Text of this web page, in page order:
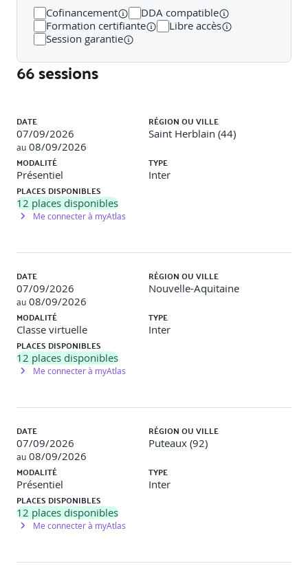
4. PARTICIPER A UNE STRATEGIE D'ACHATS
RESPONSABLES
Analyser les besoins
Recenser et cartographier l’existant et se poser la
Identifier les prestataires les plus « verts » dans leur
approches et offres (Hébergeur, fournisseur de solution
Cloud, …)
5. SENSIBILISATION ET IMPLICATION DES EQUIPES
Stratégies pour sensibiliser et engager les équipes IT
dans les pratiques de gestion des données durables
promotion de la durabilité
LES PLUS DE LA FORMATION
Répartition théorie/pratique : 70% / 30%
Approche pratique et immersive : À travers des
ateliers pratiques et des études de cas, les participants
acquerront des compétences directement applicables
pour réduire l'impact environnemental des
outils pour intégrer des solutions éco-responsables dans
la gestion des données, incluant la gouvernance des
données, l'optimisation du cloud hybride et l'archivage
des données
Sensibilisation et accompagnement : La formation
équipes IT, contribuant à la culture de durabilité au sein
des organisations et garantissant une gestion des
données alignées sur les valeurs RSE
Cofinancement
DDA compatible
Formation certifiante
Libre accès
Session garantie
66 sessions
DATE
07/09/2026
au 08/09/2026
RÉGION OU VILLE
Saint Herblain (44)
MODALITÉ
Présentiel
TYPE
Inter
PLACES DISPONIBLES
12 places disponibles
Me connecter à myAtlas
DATE
07/09/2026
au 08/09/2026
RÉGION OU VILLE
Nouvelle-Aquitaine
MODALITÉ
Classe virtuelle
TYPE
Inter
PLACES DISPONIBLES
12 places disponibles
Me connecter à myAtlas
DATE
07/09/2026
au 08/09/2026
RÉGION OU VILLE
Puteaux (92)
MODALITÉ
Présentiel
TYPE
Inter
PLACES DISPONIBLES
12 places disponibles
Me connecter à myAtlas